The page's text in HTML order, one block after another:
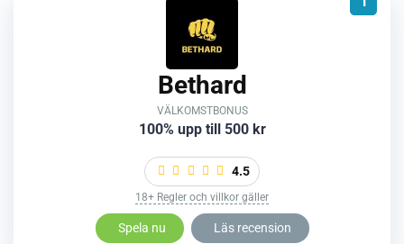
Bethard
VÄLKOMSTBONUS
100% upp till 500 kr
4.5
18+ Regler och villkor gäller
Spela nu Läs recension